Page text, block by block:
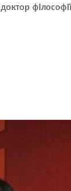
доктор